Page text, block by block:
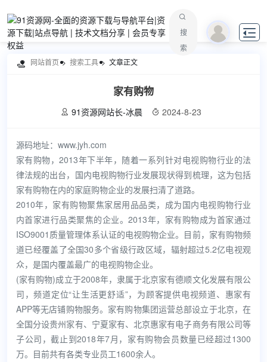
搜
索

 网站首页 搜索工具 文章正文
家有购物
 91资源网站长-冰晨  2024-8-23
源码地址：www.jyh.com
家有购物，2013年下半年，随着一系列针对电视购物行业的法
律法规的出台，国内电视购物行业发展现状得到梳理，这为包括
家有购物在内的家庭购物企业的发展扫清了道路。
2010年，家有购物聚焦家居用品品类，成为国内电视购物行业
内首家进行品类聚焦的企业。2013年，家有购物成为首家通过
ISO9001质量管理体系认证的电视购物企业。目前，家有购物频
道已经覆盖了全国30多个省级行政区域，辐射超过5.2亿电视观
众，是国内覆盖最广的电视购物企业。
(家有购物)成立于2008年，隶属于北京家有德顺文化发展有限公
司，频道定位“让生活更舒适”，为顾客提供电视频道、惠家有
APP等无店铺购物服务。家有购物集团运营总部设立于北京，在
全国分设贵州家有、宁夏家有、北京惠家有电子商务有限公司等
子公司，截止到2018年7月，家有购物会员数量已经超过1300
万。目前共有各类专业员工1600余人。